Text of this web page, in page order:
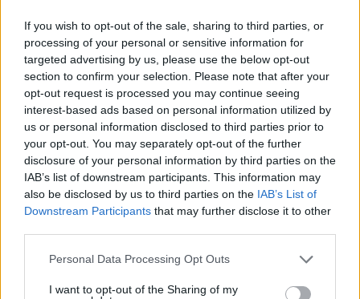
If you wish to opt-out of the sale, sharing to third parties, or
processing of your personal or sensitive information for
targeted advertising by us, please use the below opt-out
section to confirm your selection. Please note that after your
opt-out request is processed you may continue seeing
interest-based ads based on personal information utilized by
us or personal information disclosed to third parties prior to
your opt-out. You may separately opt-out of the further
disclosure of your personal information by third parties on the
IAB’s list of downstream participants. This information may
also be disclosed by us to third parties on the IAB’s List of
Downstream Participants that may further disclose it to other
Please note that this website/app uses one or more Google
not limited to your visit or usage behaviour. You may click to
Personal Data Processing Opt Outs
I want to opt-out of the Sharing of my
Σούσι στο σπίτι; Κι όμως γίνεται με μερικά απλά βήματα
(+συνταγή)
09.08.2026, 07:00
«Κόκκινος» συναγερμός σήμερα σε Αττική και νησιά
λόγω πολύ υψηλού κινδύνου πυρκαγιάς – Πού ισχύει το
Red Code
09.08.2026, 06:52
Μεγάλη φωτιά στο όρος Μπρόμο: Έκλεισε το εθνικό
πάρκο στην Ινδονησία
09.08.2026, 06:41